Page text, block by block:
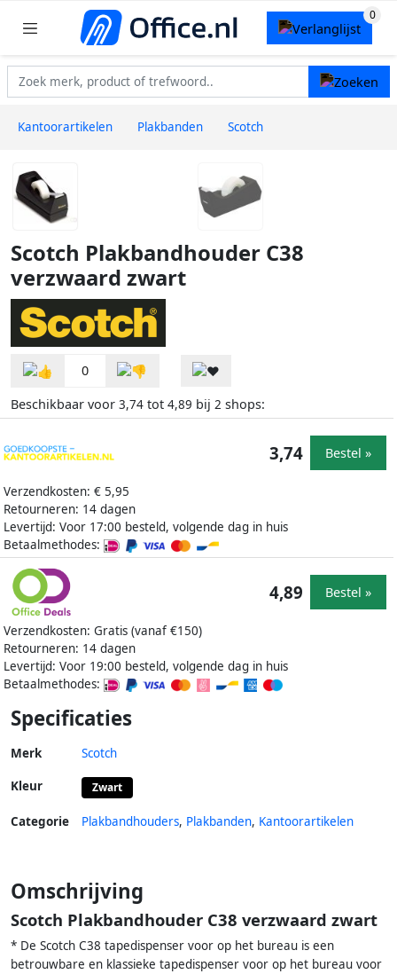
Kantoorartikelen Plakbanden Scotch
Scotch Plakbandhouder C38
verzwaard zwart
0
Beschikbaar voor 3,74 tot 4,89 bij 2 shops:
Verzendkosten: € 5,95
Retourneren: 14 dagen
Levertijd: Voor 17:00 besteld, volgende dag in huis
Betaalmethodes:
3,74 Bestel »
Verzendkosten: Gratis (vanaf €150)
Retourneren: 14 dagen
Levertijd: Voor 19:00 besteld, volgende dag in huis
Betaalmethodes:
4,89 Bestel »
Specificaties
Merk Scotch
Kleur Zwart
Categorie Plakbandhouders, Plakbanden, Kantoorartikelen
Omschrijving
Scotch Plakbandhouder C38 verzwaard zwart
* De Scotch C38 tapedispenser voor op het bureau is een
betrouwbare en klassieke tapedispenser voor op het bureau voor